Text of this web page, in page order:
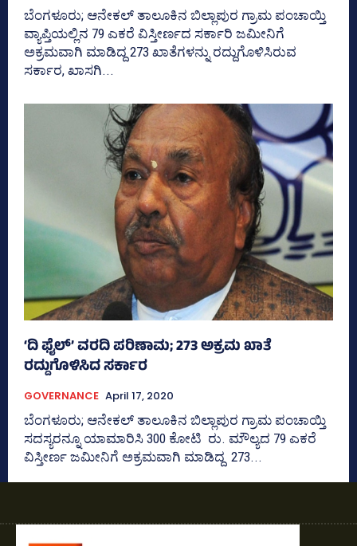
ಬೆಂಗಳೂರು; ಆನೇಕಲ್‌ ತಾಲೂಕಿನ ಬಿಲ್ಲಾಪುರ ಗ್ರಾಮ ಪಂಚಾಯ್ತಿ
ವ್ಯಾಪ್ತಿಯಲ್ಲಿನ 79 ಎಕರೆ ವಿಸ್ತೀರ್ಣದ ಸರ್ಕಾರಿ ಜಮೀನಿಗೆ
ಅಕ್ರಮವಾಗಿ ಮಾಡಿದ್ದ 273 ಖಾತೆಗಳನ್ನು ರದ್ದುಗೊಳಿಸಿರುವ
ಸರ್ಕಾರ, ಖಾಸಗಿ...
‘ದಿ ಫೈಲ್‌’ ವರದಿ ಪರಿಣಾಮ; 273 ಅಕ್ರಮ ಖಾತೆ
ರದ್ದುಗೊಳಿಸಿದ ಸರ್ಕಾರ
GOVERNANCE April 17, 2020
ಬೆಂಗಳೂರು; ಆನೇಕಲ್‌ ತಾಲೂಕಿನ ಬಿಲ್ಲಾಪುರ ಗ್ರಾಮ ಪಂಚಾಯ್ತಿ
ಸದಸ್ಯರನ್ನೂ ಯಾಮಾರಿಸಿ 300 ಕೋಟಿ ರು. ಮೌಲ್ಯದ 79 ಎಕರೆ
ವಿಸ್ತೀರ್ಣ ಜಮೀನಿಗೆ ಅಕ್ರಮವಾಗಿ ಮಾಡಿದ್ದ 273...